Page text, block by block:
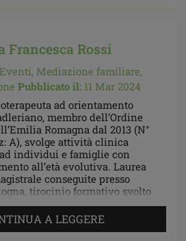
Francesca Rossi
Eventi, Mediazione familiare,
Pubblicato il: 11 Mar 2024
ad orientamento
membro dell’Ordine
Romagna dal 2013 (N°
A), svolge attività clinica
individui e famiglie con
all’età evolutiva. Laurea
conseguite presso
tirocinio formativo svolto
(BO) e successivamente
al CSM di […]A LEGGERE